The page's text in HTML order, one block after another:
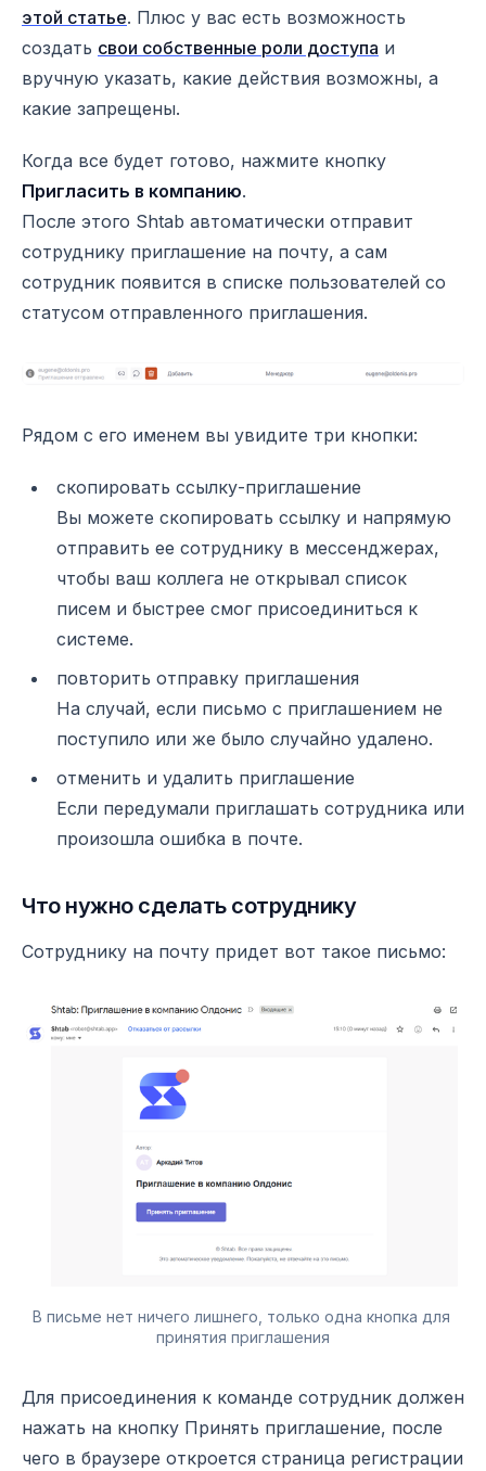
этой статье. Плюс у вас есть возможность
создать свои собственные роли доступа и
вручную указать, какие действия возможны, а
какие запрещены.
Когда все будет готово, нажмите кнопку
Пригласить в компанию.
После этого Shtab автоматически отправит
сотруднику приглашение на почту, а сам
сотрудник появится в списке пользователей со
статусом отправленного приглашения.
Рядом с его именем вы увидите три кнопки:
скопировать ссылку-приглашение
Вы можете скопировать ссылку и напрямую
отправить ее сотруднику в мессенджерах,
чтобы ваш коллега не открывал список
писем и быстрее смог присоединиться к
системе.
повторить отправку приглашения
На случай, если письмо с приглашением не
поступило или же было случайно удалено.
отменить и удалить приглашение
Если передумали приглашать сотрудника или
произошла ошибка в почте.
Что нужно сделать сотруднику
Сотруднику на почту придет вот такое письмо:
В письме нет ничего лишнего, только одна кнопка для
принятия приглашения
Для присоединения к команде сотрудник должен
нажать на кнопку Принять приглашение, после
чего в браузере откроется страница регистрации